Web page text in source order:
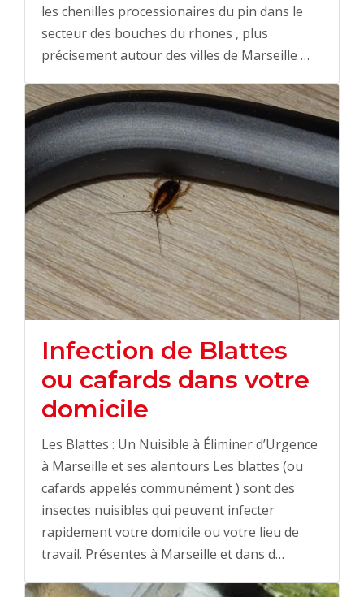
les chenilles processionaires du pin dans le
secteur des bouches du rhones , plus
précisement autour des villes de Marseille …
Infection de Blattes
ou cafards dans votre
domicile
Les Blattes : Un Nuisible à Éliminer d’Urgence
à Marseille et ses alentours Les blattes (ou
cafards appelés communément ) sont des
insectes nuisibles qui peuvent infecter
rapidement votre domicile ou votre lieu de
travail. Présentes à Marseille et dans d…